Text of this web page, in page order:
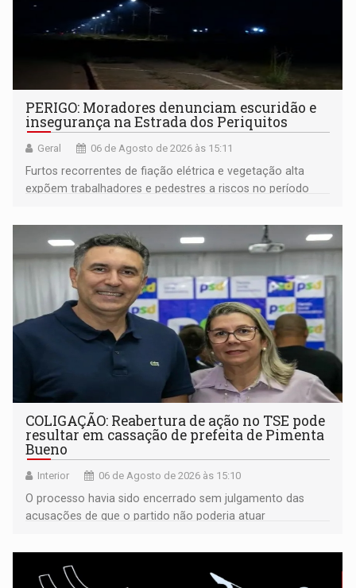
PERIGO: Moradores denunciam escuridão e
insegurança na Estrada dos Periquitos
Geral 06 de Agosto de 2026 às 15:11
Furtos recorrentes de fiação elétrica e vegetação alta
expõem trabalhadores e pedestres a riscos no período
COLIGAÇÃO: Reabertura de ação no TSE pode
resultar em cassação de prefeita de Pimenta
Bueno
Interior 06 de Agosto de 2026 às 15:10
O processo havia sido encerrado sem julgamento das
acusações de que o partido não poderia atuar